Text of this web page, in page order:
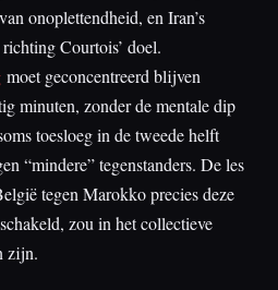
onoplettendheid, en Iran’s
Courtois’ doel.
moet geconcentreerd blijven
minuten, zonder de mentale dip
toesloeg in de tweede helft
“mindere” tegenstanders. De les
tegen Marokko precies deze
zou in het collectieve
zijn.